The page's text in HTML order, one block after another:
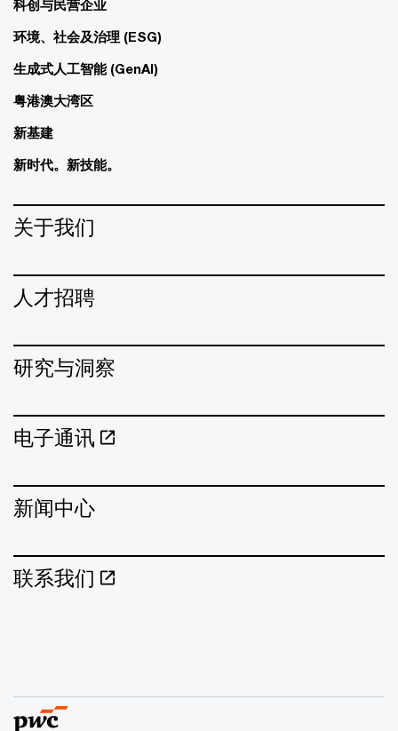
科创与民营企业
环境、社会及治理 (ESG)
生成式人工智能 (GenAI)
粤港澳大湾区
新基建
新时代。新技能。
关于我们
人才招聘
研究与洞察
电子通讯
新闻中心
联系我们